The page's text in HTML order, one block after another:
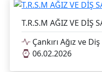
T.R.S.M AĞIZ VE DİŞ
Çankırı Ağız ve
06.02.2026